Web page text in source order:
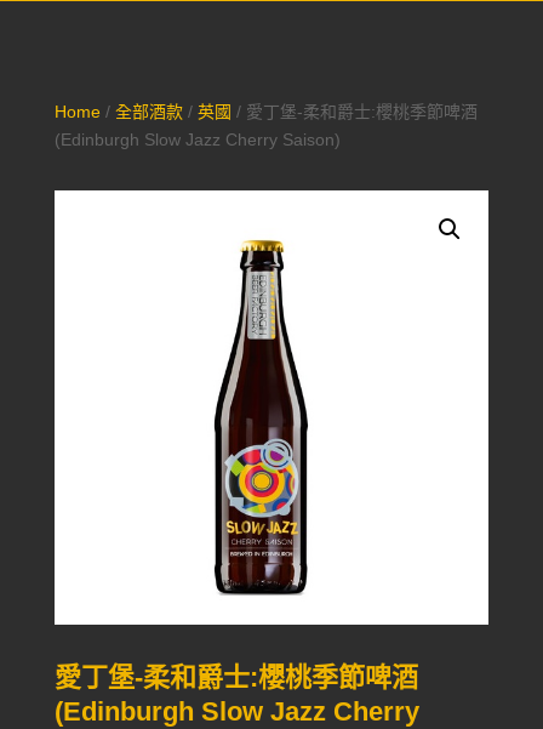
Home/ 全部酒款/ 英國 / 愛丁堡-柔和爵士:櫻桃季節啤酒
(Edinburgh Slow Jazz Cherry Saison)
愛丁堡-柔和爵士:櫻桃季節啤酒
(Edinburgh Slow Jazz Cherry